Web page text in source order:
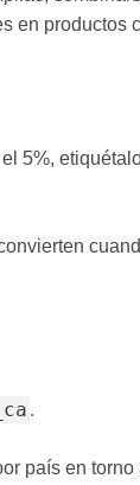
en productos
5%,
.
país en